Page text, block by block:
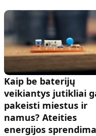
Kaip be baterijų
veikiantys jutikliai
pakeisti miestus ir
namus? Ateities
energijos